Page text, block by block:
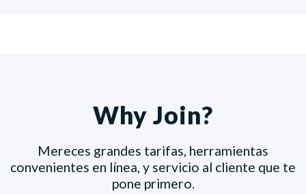
Why Join?
Mereces grandes tarifas, herramientas
convenientes en línea, y servicio al cliente que te
pone primero.